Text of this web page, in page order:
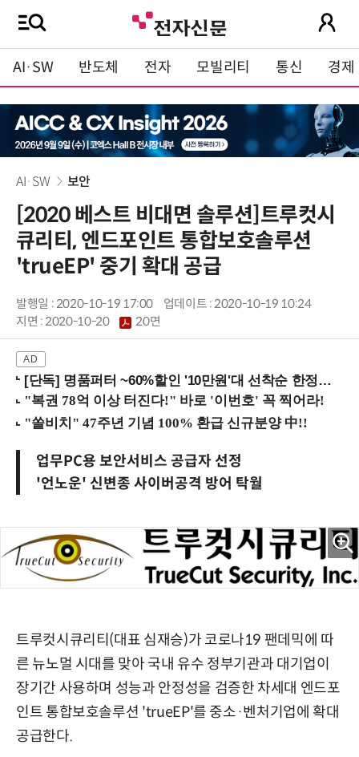
AI·SW 반도체 전자 모빌리티 통신 경제
AI·SW 보안
[2020 베스트 비대면 솔루션]트루컷시
큐리티, 엔드포인트 통합보호솔루션
'trueEP' 중기 확대 공급
발행일 : 2020-10-19 17:00
업데이트 : 2020-10-19 10:24
지면 :2020-10-20 20면
[단독] 명품퍼터 ~60%할인 '10만원'대 선착순 한정판매!
업무PC용 보안서비스 공급자 선정
'언노운' 신변종 사이버공격 방어 탁월
트루컷시큐리티(대표 심재승)가 코로나19 팬데믹에 따
른 뉴노멀 시대를 맞아 국내 유수 정부기관과 대기업이
장기간 사용하며 성능과 안정성을 검증한 차세대 엔드포
인트 통합보호솔루션 'trueEP'를 중소·벤처기업에 확대
공급한다.